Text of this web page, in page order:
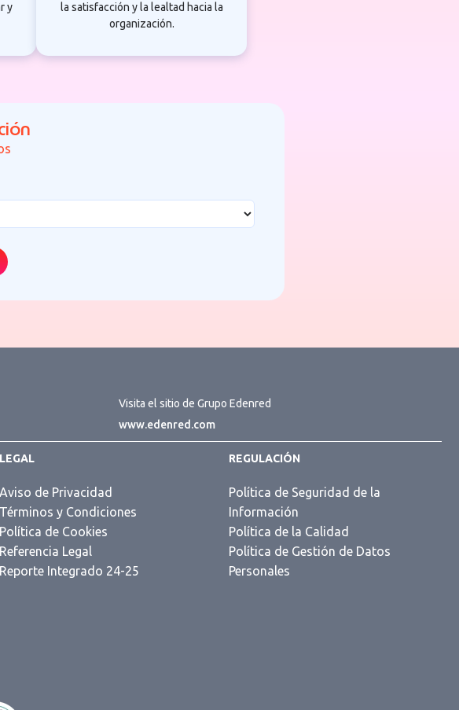
y
la satisfacción y la lealtad hacia la
organización.
Visita el sitio de Grupo Edenred
www.edenred.com
LEGAL
Aviso de Privacidad
Términos y Condiciones
Política de Cookies
Referencia Legal
Reporte Integrado 24-25
REGULACIÓN
Política de Seguridad de la
Información
Política de la Calidad
Política de Gestión de Datos
Personales